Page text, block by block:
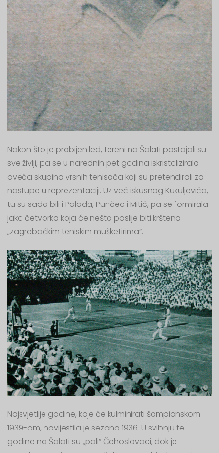
Nakon što je probijen led, tereni na Šalati postajali su
sve življi, pa se u narednih pet godina iskristalizirala
oveća skupina vrsnih tenisača koji su pretendirali za
nastupe u reprezentaciji. Uz već iskusnog Kukuljevića,
tu su sada bili i Palada, Punčec i Mitić, pa se formirala
jaka četvorka koja će nešto poslije biti krštena
„zagrebačkim teniskim mušketirima“.
Najsvjetlije godine, koje će kulminirati šampionskom
1939-om, navijestila je sezona 1936. U svibnju te
godine na Šalati su „pali“ Čehoslovaci, dok je